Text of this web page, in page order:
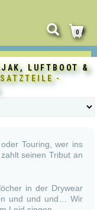
0
LUFTBOOT &
-
Touring, wer ins
seinen Tribut an
in der Drywear
und und und… Wir